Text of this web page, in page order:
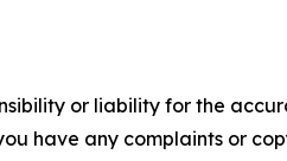
or liability for the
have any complaints or